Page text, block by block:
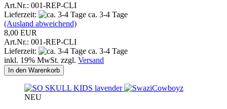
Art.Nr.: 001-REP-CLI
Lieferzeit:
ca. 3-4 Tage
(Ausland abweichend)
8,00 EUR
Art.Nr.: 001-REP-CLI
Lieferzeit:
ca. 3-4 Tage
inkl. 19% MwSt. zzgl. Versand
In den Warenkorb
NEU